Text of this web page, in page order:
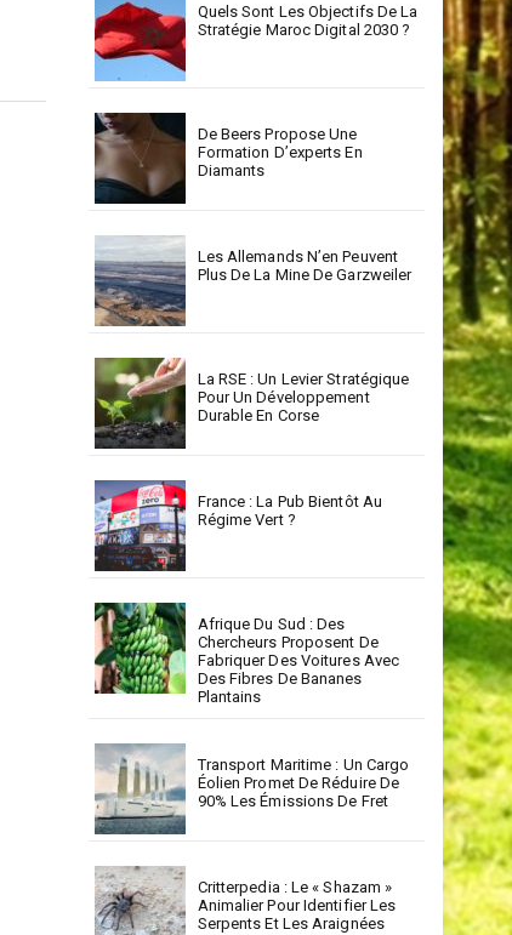
Quels Sont Les Objectifs De La
Stratégie Maroc Digital 2030 ?
De Beers Propose Une
Formation D’experts En
Diamants
Les Allemands N’en Peuvent
Plus De La Mine De Garzweiler
La RSE : Un Levier Stratégique
Pour Un Développement
Durable En Corse
France : La Pub Bientôt Au
Régime Vert ?
Afrique Du Sud : Des
Chercheurs Proposent De
Fabriquer Des Voitures Avec
Des Fibres De Bananes
Plantains
Transport Maritime : Un Cargo
Éolien Promet De Réduire De
90% Les Émissions De Fret
Critterpedia : Le « Shazam »
Animalier Pour Identifier Les
Serpents Et Les Araignées